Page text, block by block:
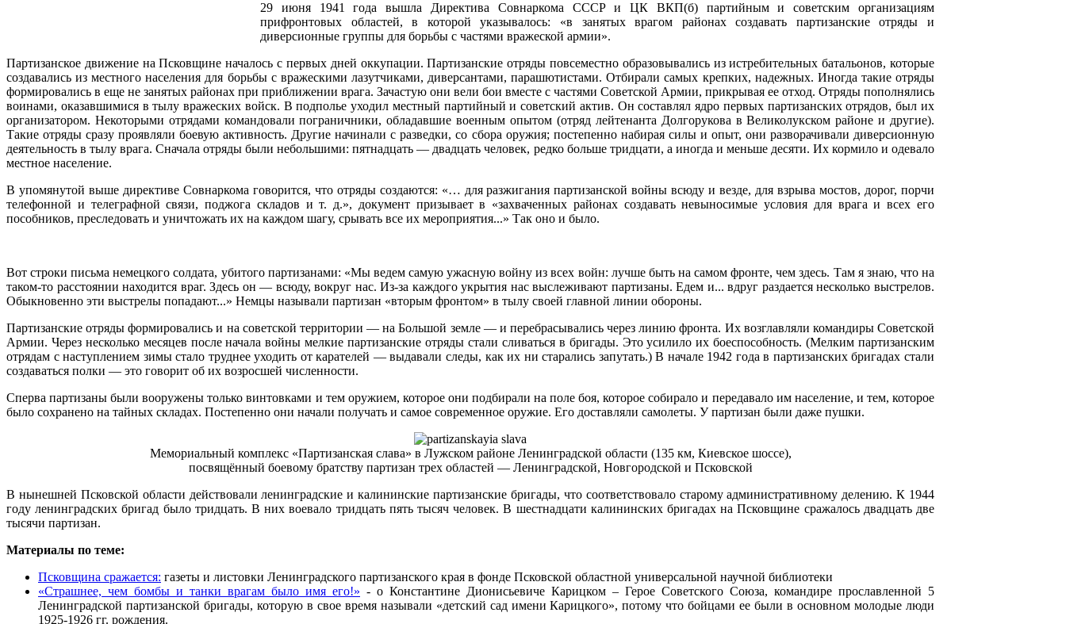
29 июня 1941 года вышла Директива Совнаркома СССР и ЦК ВКП(б) партийным и советским организациям
прифронтовых областей, в которой указывалось: «в занятых врагом районах создавать партизанские отряды и
диверсионные группы для борьбы с частями вражеской армии».
Партизанское движение на Псковщине началось с первых дней оккупации. Партизанские отряды повсеместно образовывались из истребительных батальонов, которые
создавались из местного населения для борьбы с вражескими лазутчиками, диверсантами, парашютистами. Отбирали самых крепких, надежных. Иногда такие отряды
формировались в еще не занятых районах при приближении врага. Зачастую они вели бои вместе с частями Советской Армии, прикрывая ее отход. Отряды пополнялись
воинами, оказавшимися в тылу вражеских войск. В подполье уходил местный партийный и советский актив. Он составлял ядро первых партизанских отрядов, был их
организатором. Некоторыми отрядами командовали пограничники, обладавшие военным опытом (отряд лейтенанта Долгорукова в Великолукском районе и другие).
Такие отряды сразу проявляли боевую активность. Другие начинали с разведки, со сбора оружия; постепенно набирая силы и опыт, они разворачивали диверсионную
деятельность в тылу врага. Сначала отряды были небольшими: пятнадцать — двадцать человек, редко больше тридцати, а иногда и меньше десяти. Их кормило и одевало
местное население.
В упомянутой выше директиве Совнаркома говорится, что отряды создаются: «… для разжигания партизанской войны всюду и везде, для взрыва мостов, дорог, порчи
телефонной и телеграфной связи, поджога складов и т. д.», документ призывает в «захваченных районах создавать невыносимые условия для врага и всех его
пособников, преследовать и уничтожать их на каждом шагу, срывать все их мероприятия...» Так оно и было.
Вот строки письма немецкого солдата, убитого партизанами: «Мы ведем самую ужасную войну из всех войн: лучше быть на самом фронте, чем здесь. Там я знаю, что на
таком-то расстоянии находится враг. Здесь он — всюду, вокруг нас. Из-за каждого укрытия нас выслеживают партизаны. Едем и... вдруг раздается несколько выстрелов.
Обыкновенно эти выстрелы попадают...» Немцы называли партизан «вторым фронтом» в тылу своей главной линии обороны.
Партизанские отряды формировались и на советской территории — на Большой земле — и перебрасывались через линию фронта. Их возглавляли командиры Советской
Армии. Через несколько месяцев после начала войны мелкие партизанские отряды стали сливаться в бригады. Это усилило их боеспособность. (Мелким партизанским
отрядам с наступлением зимы стало труднее уходить от карателей — выдавали следы, как их ни старались запутать.) В начале 1942 года в партизанских бригадах стали
создаваться полки — это говорит об их возросшей численности.
Сперва партизаны были вооружены только винтовками и тем оружием, которое они подбирали на поле боя, которое собирало и передавало им население, и тем, которое
было сохранено на тайных складах. Постепенно они начали получать и самое современное оружие. Его доставляли самолеты. У партизан были даже пушки.
Мемориальный комплекс «Партизанская слава» в Лужском районе Ленинградской области (135 км, Киевское шоссе),
посвящённый боевому братству партизан трех областей — Ленинградской, Новгородской и Псковской
В нынешней Псковской области действовали ленинградские и калининские партизанские бригады, что соответствовало старому административному делению. К 1944
году ленинградских бригад было тридцать. В них воевало тридцать пять тысяч человек. В шестнадцати калининских бригадах на Псковщине сражалось двадцать две
тысячи партизан.
Материалы по теме:
Псковщина сражается: газеты и листовки Ленинградского партизанского края в фонде Псковской областной универсальной научной библиотеки
«Страшнее, чем бомбы и танки врагам было имя его!» - о Константине Дионисьевиче Карицком – Герое Советского Союза, командире прославленной 5
Ленинградской партизанской бригады, которую в свое время называли «детский сад имени Карицкого», потому что бойцами ее были в основном молодые люди
1925-1926 гг. рождения.